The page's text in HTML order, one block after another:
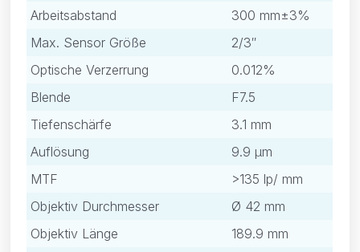
Arbeitsabstand
300 mm±3%
Max. Sensor Größe
2/3″
Optische Verzerrung
0.012%
Blende
F7.5
Tiefenschärfe
3.1 mm
Auflösung
9.9 μm
MTF
>135 lp/ mm
Objektiv Durchmesser
Ø 42 mm
Objektiv Länge
189.9 mm